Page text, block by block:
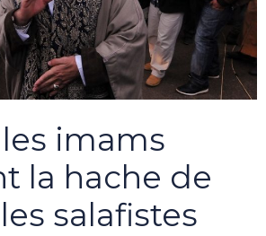
imams
la hache de
salafistes